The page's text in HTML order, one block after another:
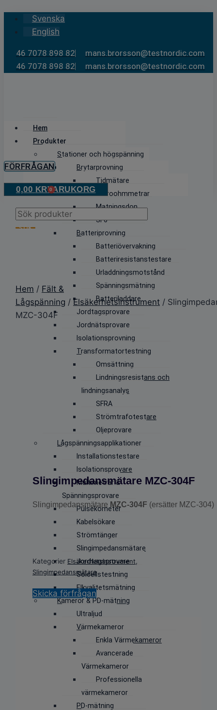
Skip
content
Svenska
English
46 7078 898 82
mans.brorsson@testnordic.com
46 7078 898 82
mans.brorsson@testnordic.com
Hem
Produkter
Stationer och högspänning
Brytarprovning
Tidmätare
Mikroohmmetrar
Matningsdon
SF6
Batteriprovning
Batteriövervakning
Batteriresistanstestare
Urladdningsmotstånd
Spänningsmätning
Batteriladdare
Jordtagsprovare
Jordnätsprovare
Isolationsprovning
Transformatortestning
Omsättning
Lindningsresistans och
lindningsanalys
SFRA
Strömtrafotestare
Oljeprovare
Lågspänningsapplikationer
Installationstestare
Isolationsprovare
Multimetrar &
Spänningsprovare
Pulsekometer
Kabelsökare
Strömtänger
Slingimpedansmätare
Jordtagsprovare
Solcellstestning
Elkvalitetsmätning
Kameror & PD-mätning
Ultraljud
Värmekameror
Enkla Värmekameror
Avancerade
Värmekameror
Professionella
värmekameror
PD-mätning
FÖRFRÅGAN
0,00 KR 0
VARUKORG
Products
search
SÖK
Hem / Fält &
Lågspänning / Elsäkerhetsinstrument /
MZC-304F
Slingimpedansmätare MZC-304F
Slingimpedansmätare MZC-304F (ersätter MZC-304)
Kategorier Elsäkerhetsinstrument,
Slingimpedansmätare
Skicka förfrågan